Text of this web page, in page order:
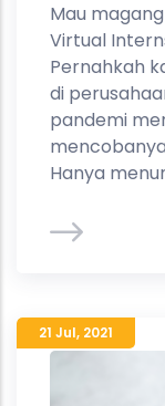
Mau
Virtual
Pernahkah
di
pandemi
Hanya
21 Jul, 2021